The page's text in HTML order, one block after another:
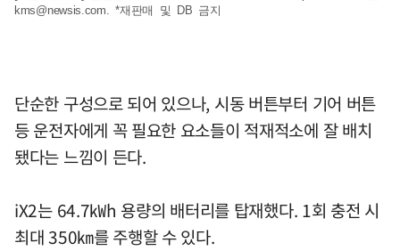
kms@newsis.com. *재판매 및 DB 금지
단순한 구성으로 되어 있으나, 시동 버튼부터 기어 버튼
등 운전자에게 꼭 필요한 요소들이 적재적소에 잘 배치
됐다는 느낌이 든다.
iX2는 64.7㎾h 용량의 배터리를 탑재했다. 1회 충전 시
최대 350㎞를 주행할 수 있다.